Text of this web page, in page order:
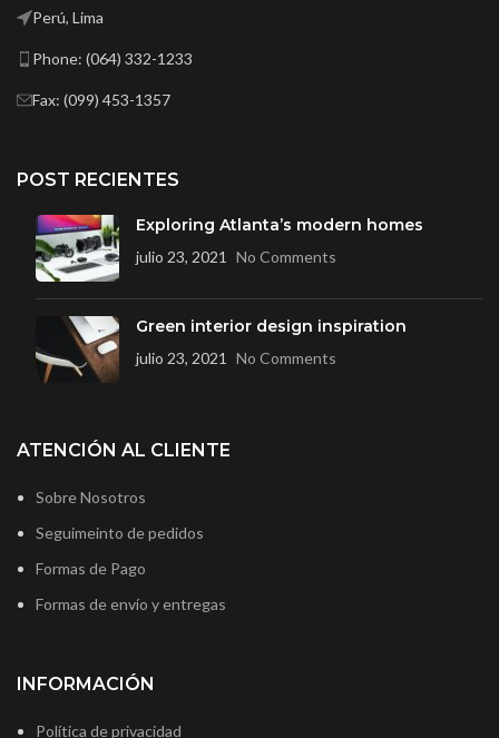
Perú, Lima
Phone: (064) 332-1233
Fax: (099) 453-1357
POST RECIENTES
Exploring Atlanta’s modern homes
julio 23, 2021 No Comments
Green interior design inspiration
julio 23, 2021 No Comments
ATENCIÓN AL CLIENTE
Sobre Nosotros
Seguimeinto de pedidos
Formas de Pago
Formas de envío y entregas
INFORMACIÓN
Política de privacidad